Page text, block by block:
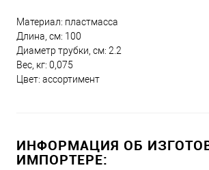
Материал: пластмасса
Длина, см: 100
Диаметр трубки, см: 2.2
Вес, кг: 0,075
Цвет: ассортимент
ИНФОРМАЦИЯ ОБ
ИМПОРТЕРЕ: